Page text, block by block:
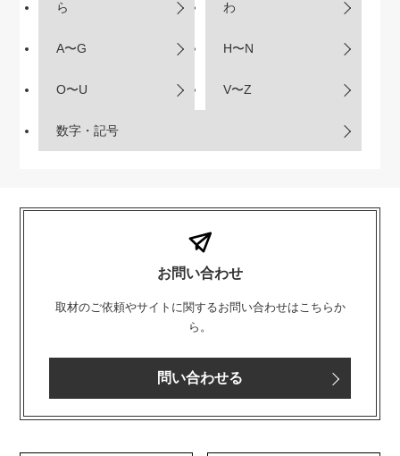
ら わ
A〜G H〜N
O〜U V〜Z
数字・記号
お問い合わせ
取材のご依頼やサイトに関するお問い合わせはこちらか
ら。
問い合わせる